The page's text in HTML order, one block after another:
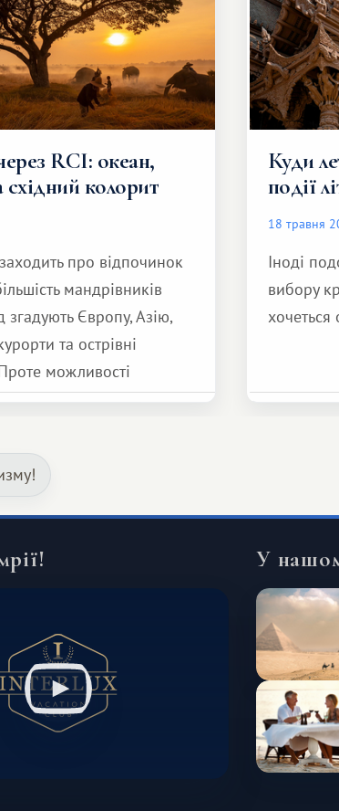
RCI: океан,
східний колорит
про відпочинок
мандрівників
згадують Європу, Азію,
та острівні
можливості
значно ширші.
подарувати зовсім
подорожі.
Куди
події
18 травня
Іноді
вибору
У